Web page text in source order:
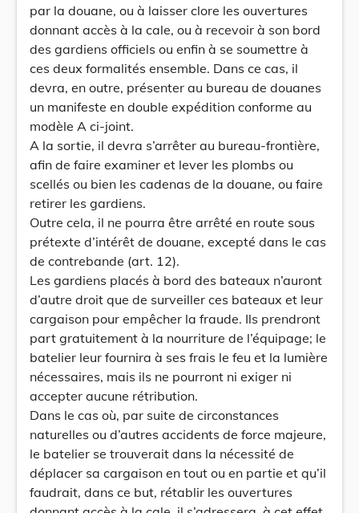
par la douane, ou à laisser clore les ouvertures
donnant accès à la cale, ou à recevoir à son bord
des gardiens officiels ou enfin à se soumettre à
ces deux formalités ensemble. Dans ce cas, il
devra, en outre, présenter au bureau de douanes
un manifeste en double expédition conforme au
modèle A ci-joint.
A la sortie, il devra s’arrêter au bureau-frontière,
afin de faire examiner et lever les plombs ou
scellés ou bien les cadenas de la douane, ou faire
retirer les gardiens.
Outre cela, il ne pourra être arrêté en route sous
prétexte d’intérêt de douane, excepté dans le cas
de contrebande (art. 12).
Les gardiens placés à bord des bateaux n’auront
d’autre droit que de surveiller ces bateaux et leur
cargaison pour empêcher la fraude. Ils prendront
part gratuitement à la nourriture de l’équipage; le
batelier leur fournira à ses frais le feu et la lumière
nécessaires, mais ils ne pourront ni exiger ni
accepter aucune rétribution.
Dans le cas où, par suite de circonstances
naturelles ou d’autres accidents de force majeure,
le batelier se trouverait dans la nécessité de
déplacer sa cargaison en tout ou en partie et qu’il
faudrait, dans ce but, rétablir les ouvertures